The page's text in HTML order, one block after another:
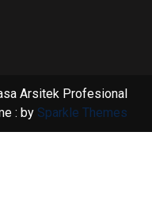
Arsitek Profesional
: by Sparkle Themes